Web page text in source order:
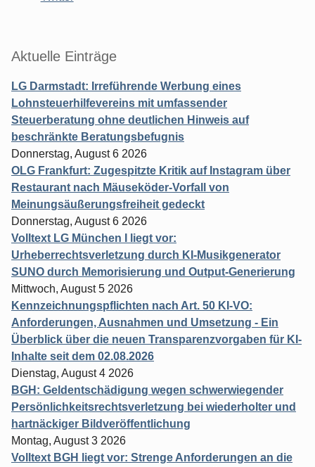
Aktuelle Einträge
LG Darmstadt: Irreführende Werbung eines
Lohnsteuerhilfevereins mit umfassender
Steuerberatung ohne deutlichen Hinweis auf
beschränkte Beratungsbefugnis
Donnerstag, August 6 2026
OLG Frankfurt: Zugespitzte Kritik auf Instagram über
Restaurant nach Mäuseköder-Vorfall von
Meinungsäußerungsfreiheit gedeckt
Donnerstag, August 6 2026
Volltext LG München I liegt vor:
Urheberrechtsverletzung durch KI-Musikgenerator
SUNO durch Memorisierung und Output-Generierung
Mittwoch, August 5 2026
Kennzeichnungspflichten nach Art. 50 KI-VO:
Anforderungen, Ausnahmen und Umsetzung - Ein
Überblick über die neuen Transparenzvorgaben für KI-
Inhalte seit dem 02.08.2026
Dienstag, August 4 2026
BGH: Geldentschädigung wegen schwerwiegender
Persönlichkeitsrechtsverletzung bei wiederholter und
hartnäckiger Bildveröffentlichung
Montag, August 3 2026
Volltext BGH liegt vor: Strenge Anforderungen an die